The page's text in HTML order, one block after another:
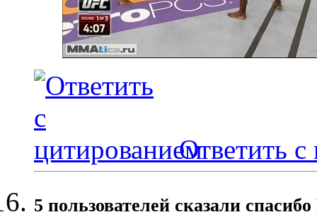
Ответить с
5 пользователей сказали